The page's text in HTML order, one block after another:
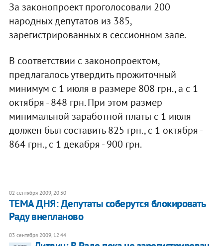
За законопроект проголосовали 200
народных депутатов из 385,
зарегистрированных в сессионном зале.
В соответствии с законопроектом,
предлагалось утвердить прожиточный
минимум с 1 июля в размере 808 грн., а с 1
октября - 848 грн. При этом размер
минимальной заработной платы с 1 июля
должен был составить 825 грн., с 1 октября -
864 грн., с 1 декабря - 900 грн.
02 сентября 2009, 20:30
ТЕМА ДНЯ: Депутаты соберутся блокировать
Раду внепланово
03 сентября 2009, 12:44